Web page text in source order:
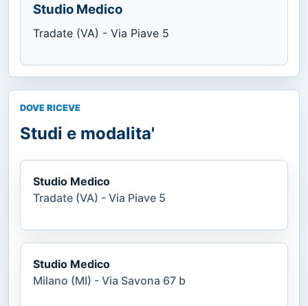
Studio Medico
Tradate (VA) - Via Piave 5
DOVE RICEVE
Studi e modalita'
Studio Medico
Tradate (VA) - Via Piave 5
Studio Medico
Milano (MI) - Via Savona 67 b